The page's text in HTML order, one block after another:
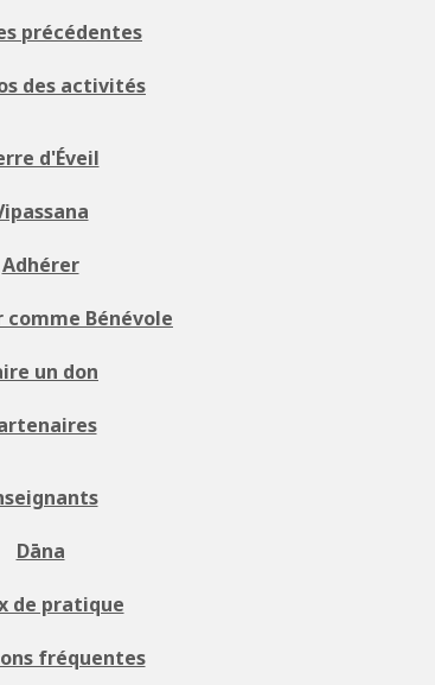
précédentes
des activités
d'Éveil
Adhérer
Bénévole
un don
Dāna
de pratique
fréquentes